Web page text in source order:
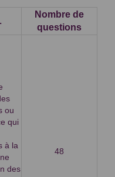
Nombre de
questions
ou
qui
à la
des
48